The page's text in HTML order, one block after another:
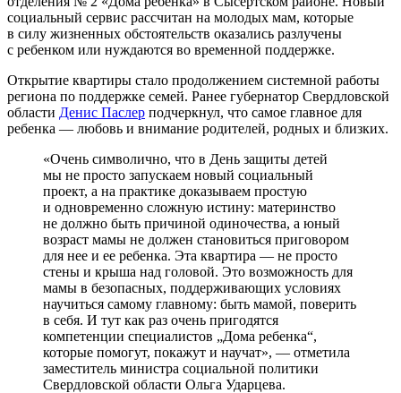
социальный сервис рассчитан на молодых мам, которые
в силу жизненных обстоятельств оказались разлучены
с ребенком или нуждаются во временной поддержке.
Открытие квартиры стало продолжением системной работы
региона по поддержке семей. Ранее губернатор Свердловской
области Денис Паслер подчеркнул, что самое главное для
ребенка — любовь и внимание родителей, родных и близких.
«Очень символично, что в День защиты детей
мы не просто запускаем новый социальный
проект, а на практике доказываем простую
и одновременно сложную истину: материнство
не должно быть причиной одиночества, а юный
возраст мамы не должен становиться приговором
для нее и ее ребенка. Эта квартира — не просто
стены и крыша над головой. Это возможность для
мамы в безопасных, поддерживающих условиях
научиться самому главному: быть мамой, поверить
в себя. И тут как раз очень пригодятся
компетенции специалистов „Дома ребенка“,
которые помогут, покажут и научат», — отметила
заместитель министра социальной политики
Свердловской области Ольга Ударцева.